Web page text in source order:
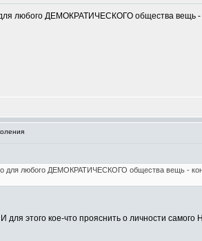
любого ДЕМОКРАТИЧЕСКОГО общества вещь -
для любого ДЕМОКРАТИЧЕСКОГО общества вещь -
этого кое-что прояснить о личности самого